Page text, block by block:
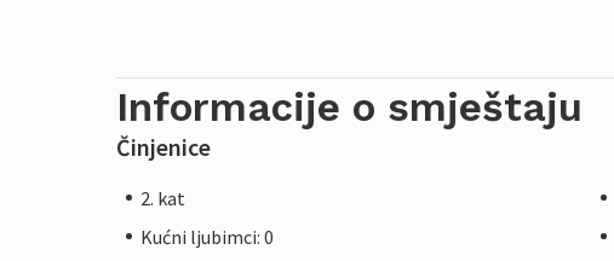
Informacije o smještaju
Činjenice
2. kat
Kućni ljubimci: 0